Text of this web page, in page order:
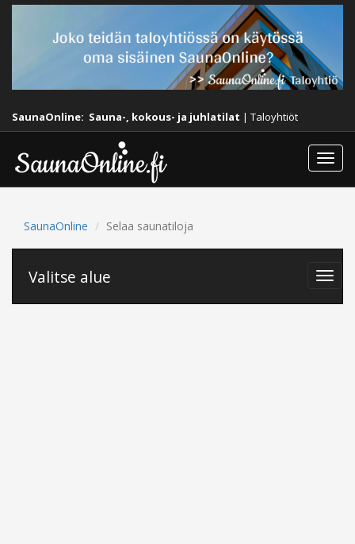
SaunaOnline: Sauna-, kokous- ja juhlatilat | Taloyhtiöt
SaunaOnline Selaa saunatiloja
Valitse alue